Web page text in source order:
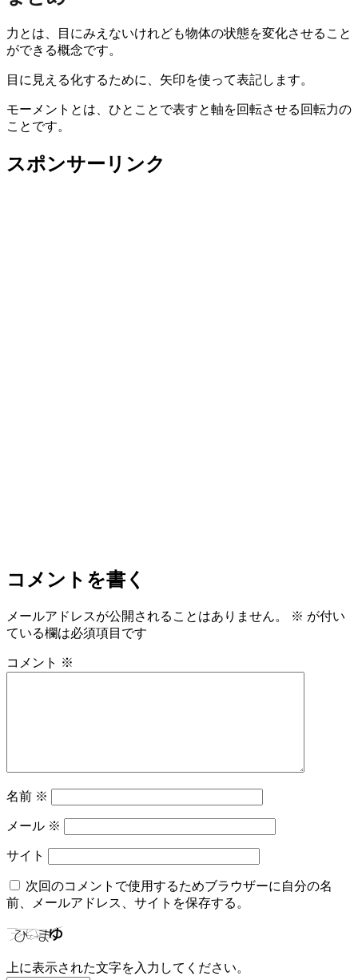
力とは、目にみえないけれども物体の状態を変化させること
ができる概念です。
目に見える化するために、矢印を使って表記します。
モーメントとは、ひとことで表すと軸を回転させる回転力の
ことです。
スポンサーリンク
コメントを書く
メールアドレスが公開されることはありません。 ※ が付い
ている欄は必須項目です
コメント ※
名前 ※
メール ※
サイト
次回のコメントで使用するためブラウザーに自分の名
前、メールアドレス、サイトを保存する。
上に表示された文字を入力してください。